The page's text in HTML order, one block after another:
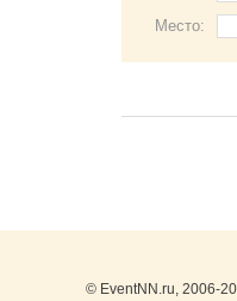
Место:
© EventNN.ru, 2006-